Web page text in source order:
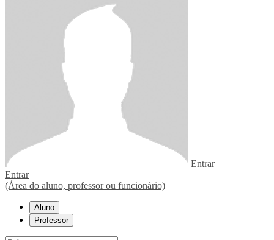
Entrar
Entrar
(Área do aluno, professor ou funcionário)
Aluno
Professor